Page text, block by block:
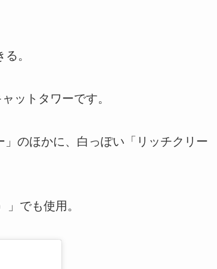
。
ットタワーです。
のほかに、白っぽい「リッチクリー
でも使用。